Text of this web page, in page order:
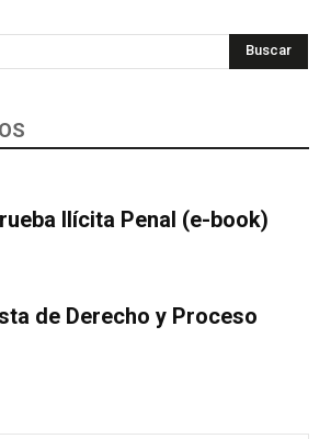
Buscar
Ilícita Penal (e-book)
de Derecho y Proceso